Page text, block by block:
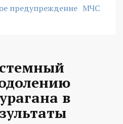
предупреждение МЧС
в